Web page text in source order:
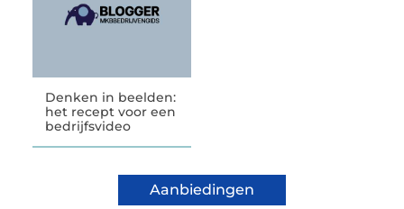
Denken in beelden:
het recept voor een
bedrijfsvideo
Aanbiedingen